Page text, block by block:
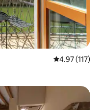
平均评分 4.97
4.97 (117)